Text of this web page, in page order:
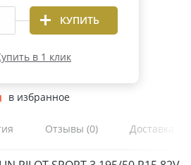
КУПИТЬ
в 1 клик
в избранное
Отзывы (0) Доставка и